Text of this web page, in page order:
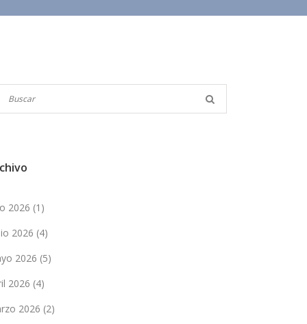
2026 (1)
2026 (4)
2026 (5)
2026 (4)
2026 (2)